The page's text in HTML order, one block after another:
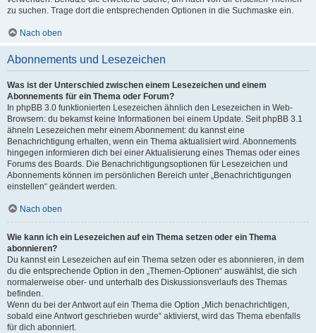
zu suchen. Trage dort die entsprechenden Optionen in die Suchmaske ein.
Nach oben
Abonnements und Lesezeichen
Was ist der Unterschied zwischen einem Lesezeichen und einem
Abonnements für ein Thema oder Forum?
In phpBB 3.0 funktionierten Lesezeichen ähnlich den Lesezeichen in Web-
Browsern: du bekamst keine Informationen bei einem Update. Seit phpBB 3.1
ähneln Lesezeichen mehr einem Abonnement: du kannst eine
Benachrichtigung erhalten, wenn ein Thema aktualisiert wird. Abonnements
hingegen informieren dich bei einer Aktualisierung eines Themas oder eines
Forums des Boards. Die Benachrichtigungsoptionen für Lesezeichen und
Abonnements können im persönlichen Bereich unter „Benachrichtigungen
einstellen“ geändert werden.
Nach oben
Wie kann ich ein Lesezeichen auf ein Thema setzen oder ein Thema
abonnieren?
Du kannst ein Lesezeichen auf ein Thema setzen oder es abonnieren, in dem
du die entsprechende Option in den „Themen-Optionen“ auswählst, die sich
normalerweise ober- und unterhalb des Diskussionsverlaufs des Themas
befinden.
Wenn du bei der Antwort auf ein Thema die Option „Mich benachrichtigen,
sobald eine Antwort geschrieben wurde“ aktivierst, wird das Thema ebenfalls
für dich abonniert.